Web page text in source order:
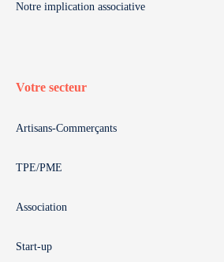
Notre implication associative
Votre secteur
Artisans-Commerçants
TPE/PME
Association
Start-up